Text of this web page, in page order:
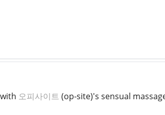
오피사이트 (op-site)'s sensual